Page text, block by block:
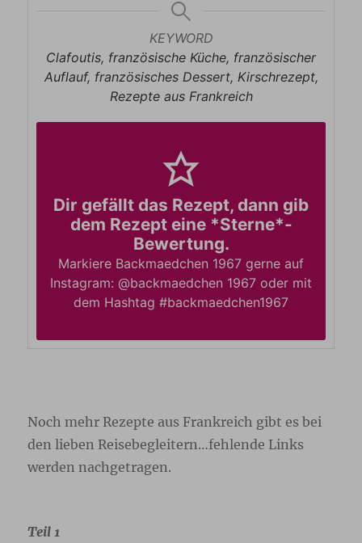
KEYWORD
Clafoutis, französische Küche, französischer
Auflauf, französisches Dessert, Kirschrezept,
Rezepte aus Frankreich
Dir gefällt das Rezept, dann gib
dem Rezept eine *Sterne*-
Bewertung.
Markiere Backmaedchen 1967 gerne auf
Instagram: @backmaedchen 1967 oder mit
dem Hashtag #backmaedchen1967
Noch mehr Rezepte aus Frankreich gibt es bei
den lieben Reisebegleitern…fehlende Links
werden nachgetragen.
Teil 1